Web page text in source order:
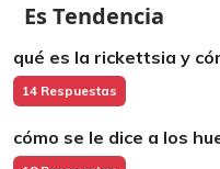
Es Tendencia
qué es la rickettsia y
14 Respuestas
cómo se le dice a los